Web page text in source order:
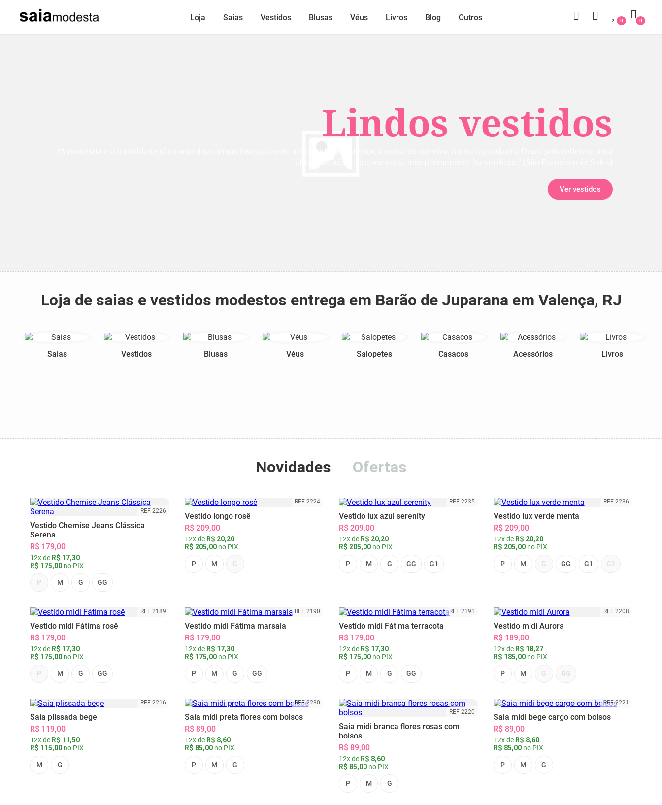
Lindos vestidos
Ver vestidos
Loja Saias Vestidos Blusas Véus Livros Blog Outros 0
0
Loja de saias e vestidos modestos entrega em Barão de Juparana em Valença, RJ
Saias Vestidos Blusas Véus Salopetes Casacos Acessórios Livros
Novidades Ofertas
REF 2226
Vestido Chemise Jeans Clássica
Serena
R$ 179,00
12x de R$ 17,30
R$ 175,00 no PIX
P M G GG
REF 2224
Vestido longo rosê
R$ 209,00
12x de R$ 20,20
R$ 205,00no PIX
P M G
REF 2235
Vestido lux azul serenity
R$ 209,00
12x de R$ 20,20
R$ 205,00 no PIX
P M G GG G1
REF 2236
Vestido lux verde menta
R$ 209,00
12x de R$ 20,20
R$ 205,00no PIX
P M G GG G1 G2
REF 2189
Vestido midi Fátima rosê
R$ 179,00
12x de R$ 17,30
R$ 175,00 no PIX
P M G GG
REF 2190
Vestido midi Fátima marsala
R$ 179,00
12x de R$ 17,30
R$ 175,00no PIX
P M G GG
REF 2191
Vestido midi Fátima terracota
R$ 179,00
12x de R$ 17,30
R$ 175,00 no PIX
P M G GG
REF 2208
Vestido midi Aurora
R$ 189,00
12x de R$ 18,27
R$ 185,00no PIX
P M G GG
REF 2216
Saia plissada bege
R$ 119,00
12x de R$ 11,50
R$ 115,00 no PIX
M G
REF 2230
Saia midi preta flores com bolsos
R$ 89,00
12x de R$ 8,60
R$ 85,00no PIX
P M G
REF 2220
Saia midi branca flores rosas com
bolsos
R$ 89,00
12x de R$ 8,60
R$ 85,00 no PIX
P M G
REF 2221
Saia midi bege cargo com bolsos
R$ 89,00
12x de R$ 8,60
R$ 85,00no PIX
P M G